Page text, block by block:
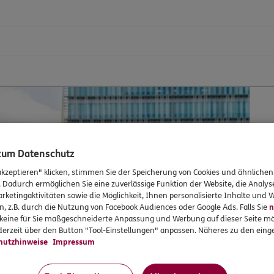
Datenschutz
klicken, stimmen Sie der Speicherung von Cookies und
ermöglichen Sie eine zuverlässige Funktion der Website, die
sowie die Möglichkeit, Ihnen personalisierte Inhalte und
z.B. durch die Nutzung von Facebook Audiences oder Google Ads. Falls Sie
für Sie maßgeschneiderte Anpassung und Werbung auf dieser Seite
über den Button "Tool-Einstellungen" anpassen. Näheres zu den
Impressum